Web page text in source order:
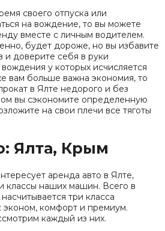
своего отпуска или
на вождение, то вы можете
вместе с личным водителем.
будет дороже, но вы избавите
и доверите себя в руки
у которых исчисляется
вам больше важна экономия, то
в Ялте недорого и без
вы сэкономите определенную
на свои плечи все тяготы
Ялта, Крым
аренда авто в Ялте,
классы наших машин. Всего в
три класса
эконом, комфорт и премиум.
каждый из них.